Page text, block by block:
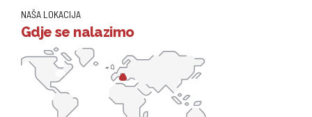
NAŠA LOKACIJA
Gdje se nalazimo